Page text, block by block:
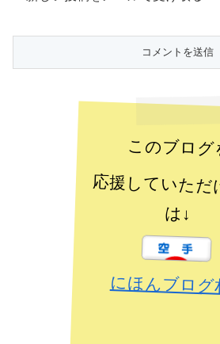
このブログ
応援していただ
は↓
にほんブログ